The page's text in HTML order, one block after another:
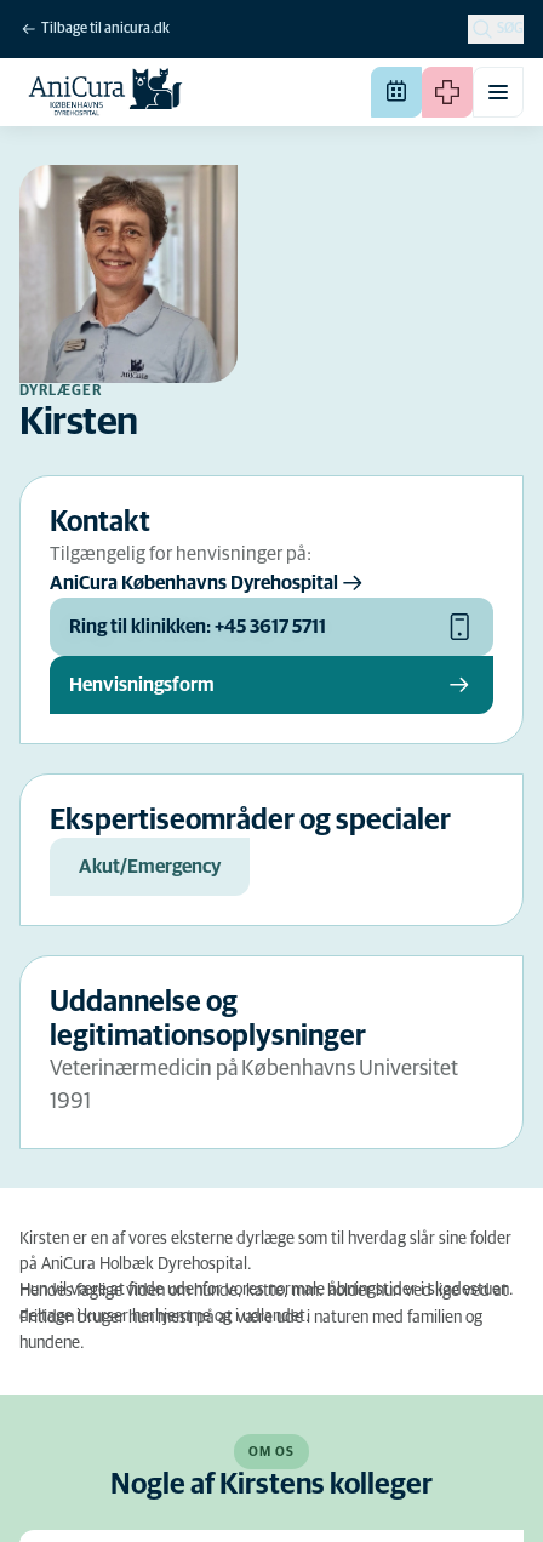
Tilbage til anicura.dk SØG
DYRLÆGER
Kirsten
Kontakt
Tilgængelig for henvisninger på:
AniCura Københavns Dyrehospital
Ring til klinikken: +45 3617 5711
Henvisningsform
Ekspertiseområder og specialer
Akut/Emergency
Uddannelse og
legitimationsoplysninger
Veterinærmedicin på Københavns Universitet
1991
Kirsten er en af vores eksterne dyrlæge som til hverdag slår sine folder
på AniCura Holbæk Dyrehospital.
Hun vil være at finde udenfor vores normale åbningstider i skadestuen.
Hendes faglige viden om hunde, katte, mm. holder hun ved lige ved at
deltage i kurser herhjemme og i udlandet.
Fritiden bruger hun mest påat være ude i naturen med familien og
hundene.
OM OS
Nogle af Kirstens kolleger